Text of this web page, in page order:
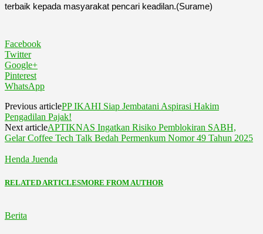
terbaik kepada masyarakat pencari keadilan.(Surame)
Facebook
Twitter
Google+
Pinterest
WhatsApp
Previous articlePP IKAHI Siap Jembatani Aspirasi Hakim
Pengadilan Pajak!
Next articleAPTIKNAS Ingatkan Risiko Pemblokiran SABH,
Gelar Coffee Tech Talk Bedah Permenkum Nomor 49 Tahun 2025
Henda Juenda
RELATED ARTICLESMORE FROM AUTHOR
Berita